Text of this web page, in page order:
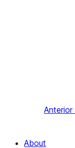
Anterior
About